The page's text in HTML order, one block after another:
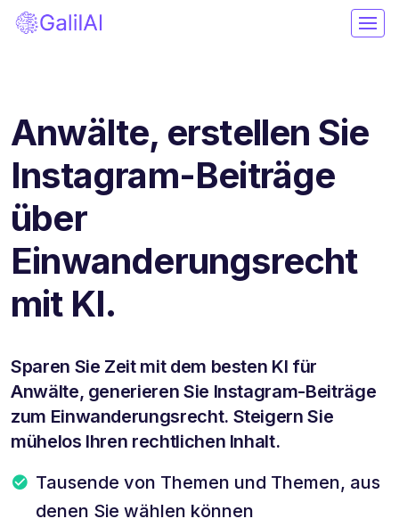
Anwälte, erstellen Sie
Instagram-Beiträge
über
Einwanderungsrecht
mit KI.
Sparen Sie Zeit mit dem besten KI für
Anwälte, generieren Sie Instagram-Beiträge
zum Einwanderungsrecht. Steigern Sie
mühelos Ihren rechtlichen Inhalt.
Tausende von Themen und Themen, aus
denen Sie wählen können